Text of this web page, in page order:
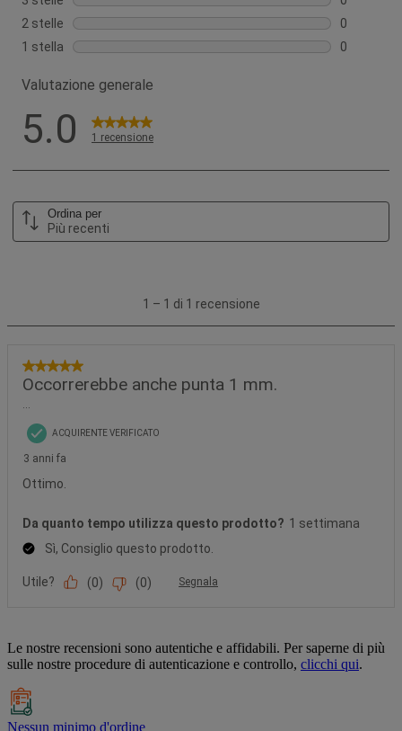
Le nostre recensioni sono autentiche e affidabili. Per saperne di più
sulle nostre procedure di autenticazione e controllo, clicchi qui.
Nessun minimo d'ordine